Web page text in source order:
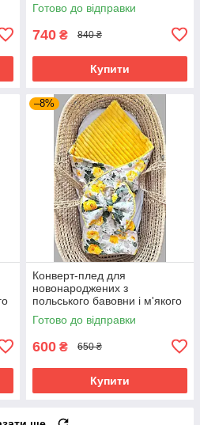
Готово до відправки
740 ₴ 840 ₴
Купити
–8%
Конверт-плед для
новонароджених з
польського бавовни і м'якого
плюша (без утеплювача) BST
жовті троянди
Готово до відправки
600 ₴ 650 ₴
Купити